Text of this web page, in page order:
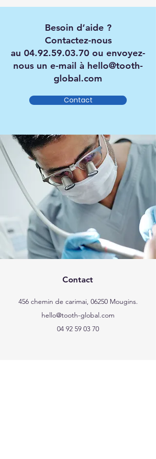
Besoin d’aide ?
Contactez-nous
au 04.92.59.03.70 ou envoyez-
nous un e-mail à hello@tooth-
global.com
Contact
Contact
456 chemin de carimai, 06250 Mougins.
hello@tooth-global.com
04 92 59 03 70